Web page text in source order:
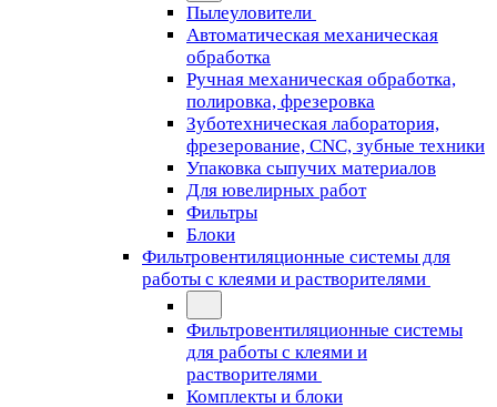
Пылеуловители
Автоматическая механическая
обработка
Ручная механическая обработка,
полировка, фрезеровка
Зуботехническая лаборатория,
фрезерование, CNC, зубные техники
Упаковка сыпучих материалов
Для ювелирных работ
Фильтры
Блоки
Фильтровентиляционные системы для
работы с клеями и растворителями
Фильтровентиляционные системы
для работы с клеями и
растворителями
Комплекты и блоки